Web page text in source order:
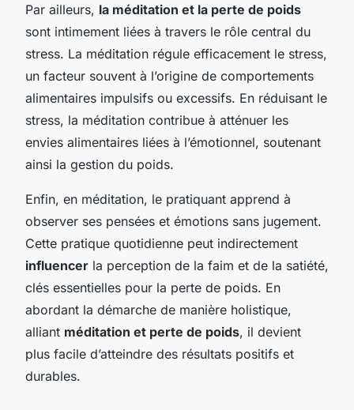
Par ailleurs, la méditation et la perte de poids
sont intimement liées à travers le rôle central du
stress. La méditation régule efficacement le stress,
un facteur souvent à l’origine de comportements
alimentaires impulsifs ou excessifs. En réduisant le
stress, la méditation contribue à atténuer les
envies alimentaires liées à l’émotionnel, soutenant
ainsi la gestion du poids.
Enfin, en méditation, le pratiquant apprend à
observer ses pensées et émotions sans jugement.
Cette pratique quotidienne peut indirectement
influencer la perception de la faim et de la satiété,
clés essentielles pour la perte de poids. En
abordant la démarche de manière holistique,
alliant méditation et perte de poids, il devient
plus facile d’atteindre des résultats positifs et
durables.